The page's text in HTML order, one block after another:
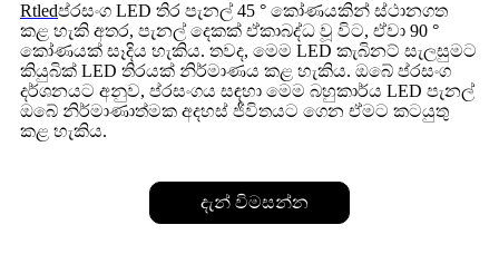
Rtledප්රසංග LED තිර පැනල් 45 ° කෝණයකින් ස්ථානගත
කළ හැකි අතර, පැනල් දෙකක් ඒකාබද්ධ වූ විට, ඒවා 90 °
කෝණයක් සෑදිය හැකිය. තවද, මෙම LED කැබිනට් සැලසුමට
කියුබික් LED තිරයක් නිර්මාණය කළ හැකිය. ඔබේ ප්රසංග
දර්ශනයට අනුව, ප්රසංගය සඳහා මෙම බහුකාර්ය LED ​​පැනල්
ඔබේ නිර්මාණාත්මක අදහස් ජීවිතයට ගෙන ඒමට කටයුතු
කළ හැකිය.
දැන් විමසන්න